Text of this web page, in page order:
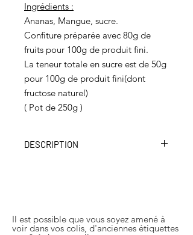
Ingrédients :
Ananas, Mangue, sucre.
Confiture préparée avec 80g de
fruits pour 100g de produit fini.
La teneur totale en sucre est de 50g
pour 100g de produit fini(dont
fructose naturel)
( Pot de 250g )
DESCRIPTION
préférées des enfants.
À consommer dés le petit-déjeuner,
Il est possible que vous soyez amené à
voir dans vos colis, d'anciennes étiquettes